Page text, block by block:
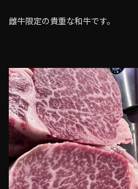
雌牛限定の貴重な和牛です。